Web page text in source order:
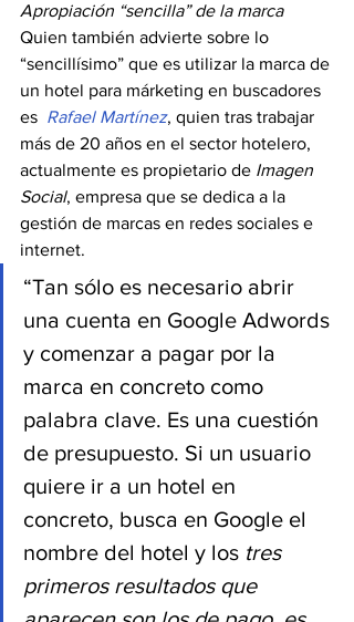
Apropiación “sencilla” de la marca
Quien también advierte sobre lo
“sencillísimo” que es utilizar la marca de
un hotel para márketing en buscadores
es Rafael Martínez, quien tras trabajar
más de 20 años en el sector hotelero,
actualmente es propietario de Imagen
Social, empresa que se dedica a la
gestión de marcas en redes sociales e
internet.
“Tan sólo es necesario abrir
una cuenta en Google Adwords
y comenzar a pagar por la
marca en concreto como
palabra clave. Es una cuestión
de presupuesto. Si un usuario
quiere ir a un hotel en
concreto, busca en Google el
nombre del hotel y los tres
primeros resultados que